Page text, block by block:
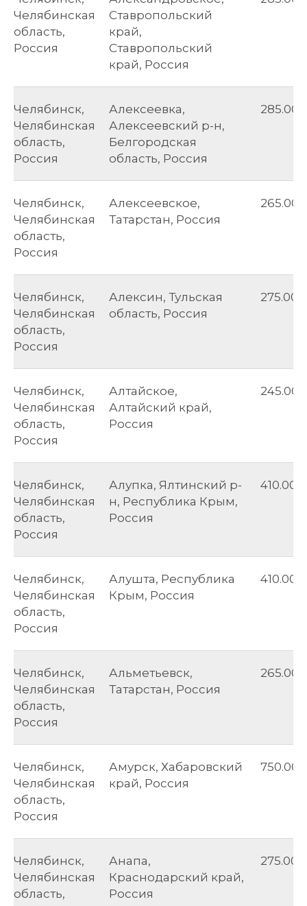
Челябинская
область,
Россия
Ставропольский
край,
Ставропольский
край, Россия
Челябинск,
Челябинская
область,
Россия
Алексеевка,
Алексеевский р-н,
Белгородская
область, Россия
285.00
Челябинск,
Челябинская
область,
Россия
Алексеевское,
Татарстан, Россия
265.00
Челябинск,
Челябинская
область,
Россия
Алексин, Тульская
область, Россия
275.00
Челябинск,
Челябинская
область,
Россия
Алтайское,
Алтайский край,
Россия
245.00
Челябинск,
Челябинская
область,
Россия
Алупка, Ялтинский р-
н, Республика Крым,
Россия
410.00
Челябинск,
Челябинская
область,
Россия
Алушта, Республика
Крым, Россия
410.00
Челябинск,
Челябинская
область,
Россия
Альметьевск,
Татарстан, Россия
265.00
Челябинск,
Челябинская
область,
Россия
Амурск, Хабаровский
край, Россия
750.00
Челябинск,
Челябинская
область,
Анапа,
Краснодарский край,
Россия
275.00